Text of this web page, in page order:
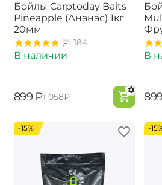
Бойлы Carptoday Baits
Pineapple (Ананас) 1кг
20мм
184
В наличии
‍899‍ ₽‍1 058‍₽
В
‍899‍
-15% -